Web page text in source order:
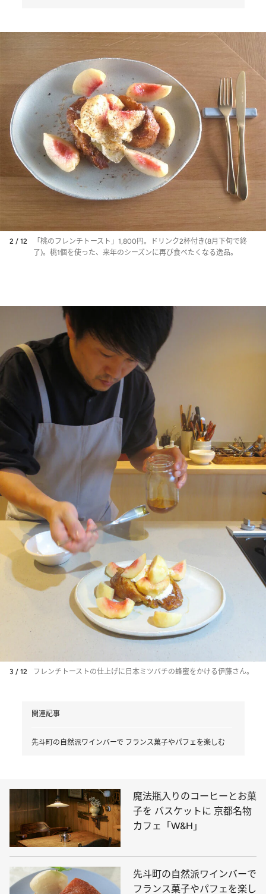
2 / 12
「桃のフレンチトースト」1,800円。ドリンク2杯付き(8月下旬で終
了)。桃1個を使った、来年のシーズンに再び食べたくなる逸品。
3 / 12 フレンチトーストの仕上げに日本ミツバチの蜂蜜をかける伊藤さん。
関連記事
先斗町の自然派ワインバーで フランス菓子やパフェを楽しむ
魔法瓶入りのコーヒーとお菓
子を バスケットに 京都名物
カフェ「W&H」
先斗町の自然派ワインバーで
フランス菓子やパフェを楽し